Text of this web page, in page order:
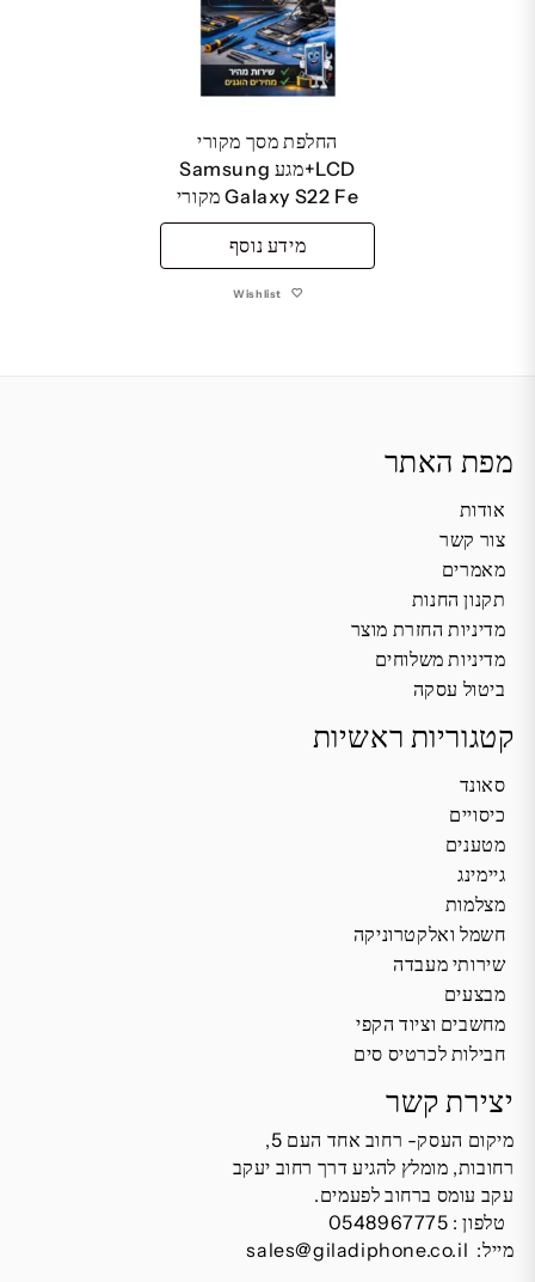
החלפת מסך מקורי
LCD+מגע Samsung
Galaxy S22 Fe מקורי
מידע נוסף
Wishlist
מפת האתר
אודות
צור קשר
מאמרים
תקנון החנות
מדיניות החזרת מוצר
מדיניות משלוחים
ביטול עסקה
קטגוריות ראשיות
סאונד
כיסויים
מטענים
גיימינג
מצלמות
חשמל ואלקטרוניקה
שירותי מעבדה
מבצעים
מחשבים וציוד הקפי
חבילות לכרטיס סים
יצירת קשר
מיקום העסק- רחוב אחד העם 5,
רחובות, מומלץ להגיע דרך רחוב יעקב
עקב עומס ברחוב לפעמים.
טלפון : 0548967775
מייל: sales@giladiphone.co.il